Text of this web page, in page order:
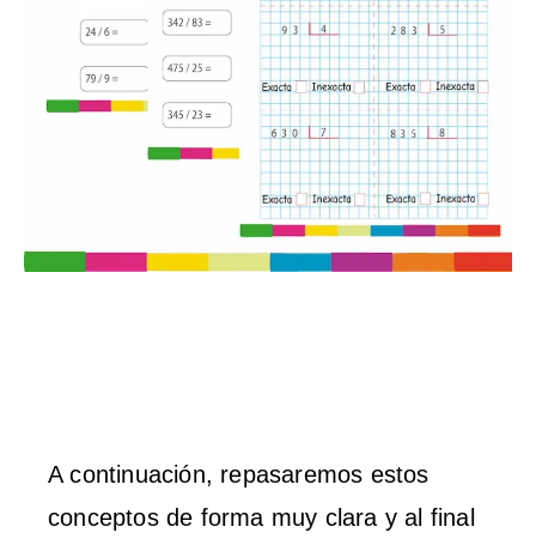
A continuación, repasaremos estos
conceptos de forma muy clara y al final